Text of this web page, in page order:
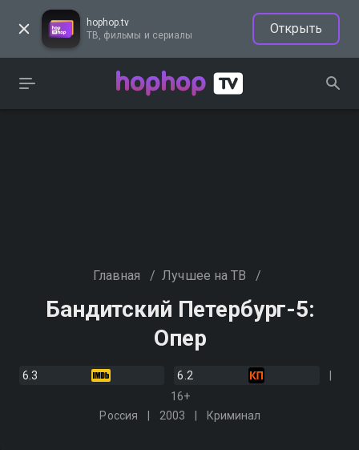
hophop.tv
ТВ, фильмы и сериалы
Открыть
Главная / Лучшее на ТВ /
Бандитский Петербург-5:
Опер
6.3
6.2
16+
Россия
2003 Криминал